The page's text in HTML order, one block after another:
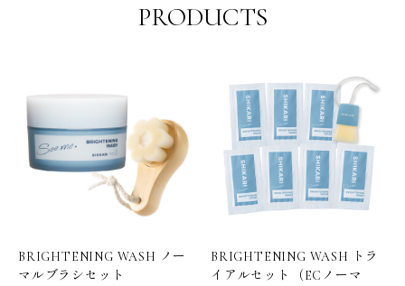
PRODUCTS
BRIGHTENING WASH ノー
マルブラシセット
BRIGHTENING WASH トラ
イアルセット（ECノーマ